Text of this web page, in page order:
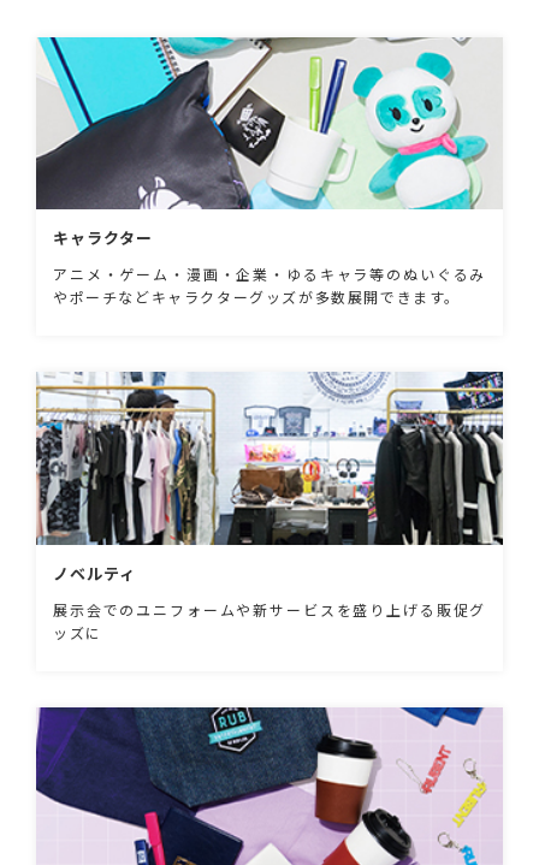
キャラクター
アニメ・ゲーム・漫画・企業・ゆるキャラ等のぬいぐるみ
やポーチなどキャラクターグッズが多数展開できます。
ノベルティ
展示会でのユニフォームや新サービスを盛り上げる販促グ
ッズに